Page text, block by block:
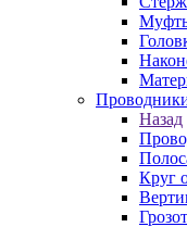
Назад
Круг